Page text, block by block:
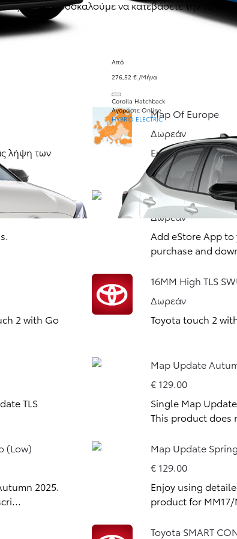
Από
276,52 € /Μήνα
Corolla Hatchback
Αγοράστε Online
HYBRID ELECTRIC
Αγοράστε Online
HYBRID & PLUG-IN HYBRID ELECTRIC
σας.
Σας προσκαλούμε να κατεβάσετε την
λήψη των
Map Of Europe
Δωρεάν
Ευρωπαϊκός
eStore
Δωρεάν
Add eStore App to
purchase and
2 with Go
16MM High TLS
Δωρεάν
Toyota touch 2
TLS
Map Update
€ 129.00
Single Map
This product does
(Low)
2025.
Map Update
€ 129.00
Enjoy using
product for MM17/
Toyota SMART